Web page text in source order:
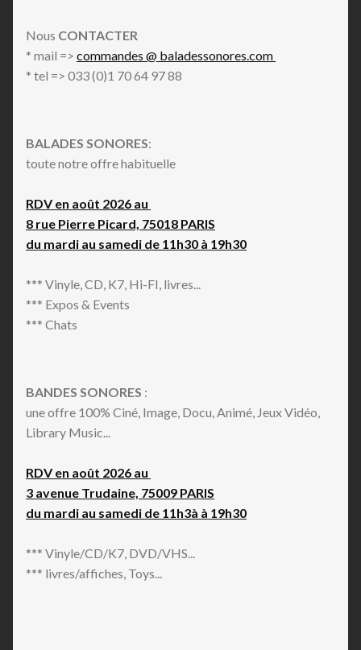
Nous CONTACTER
* mail => commandes @ baladessonores.com
* tel => 033 (0)1 70 64 97 88
BALADES SONORES:
toute notre offre habituelle
RDV en août 2026 au
8 rue Pierre Picard, 75018 PARIS
du mardi au samedi de 11h30 à 19h30
*** Vinyle, CD, K7, Hi-FI, livres...
*** Expos & Events
*** Chats
BANDES SONORES :
une offre 100% Ciné, Image, Docu, Animé, Jeux Vidéo,
Library Music...
RDV en août 2026 au
3 avenue Trudaine, 75009 PARIS
du mardi au samedi de 11h3à à 19h30
*** Vinyle/CD/K7, DVD/VHS...
*** livres/affiches, Toys...